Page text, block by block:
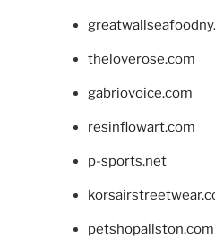
theloverose.com
gabriovoice.com
resinflowart.com
p-sports.net
petshopallston.com